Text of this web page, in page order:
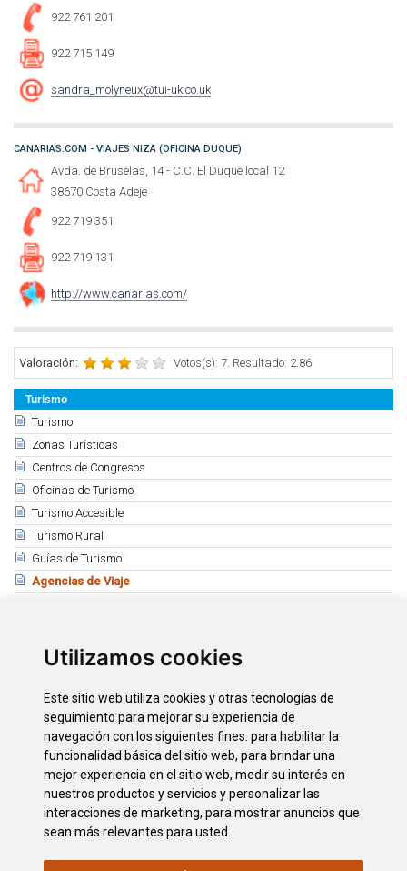
Utilizamos cookies
Este sitio web utiliza cookies y otras tecnologías de
seguimiento para mejorar su experiencia de
navegación con los siguientes fines: para habilitar la
funcionalidad básica del sitio web, para brindar una
mejor experiencia en el sitio web, medir su interés en
nuestros productos y servicios y personalizar las
interacciones de marketing, para mostrar anuncios que
sean más relevantes para usted
Turismo
Turismo
Zonas Turísticas
Centros de Congresos
Oficinas de Turismo
Turismo Accesible
Turismo Rural
Guías de Turismo
Agencias de Viaje
Costa Adeje
Puerto de la Cruz
Santa Cruz de Tenerife
La Laguna
Tacoronte
La Orotava - Los Realejos
922 761 201
922 715 149
sandra_molyneux@tui-uk.co.uk
CANARIAS.COM - VIAJES NIZA (OFICINA DUQUE)
Avda. de Bruselas, 14 - C.C. El Duque local 12
38670 Costa Adeje
922 719 351
922 719 131
http://www.canarias.com/
Valoración: Votos(s): 7. Resultado: 2.86